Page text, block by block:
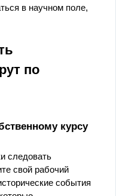
в научном поле,
по
курсу
следовать
свой рабочий
события